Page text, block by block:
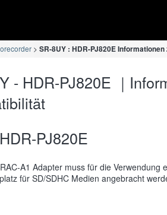
SR-8UY : HDR-PJ820E
- HDR-PJ820E ｜
HDR-PJ820E
A1 Adapter muss für die Verwendung
für SD/SDHC Medien angebracht